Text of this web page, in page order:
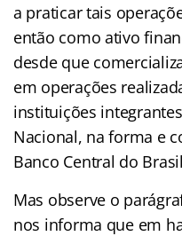
a praticar tais
então como ativo
desde que
em operações
instituições
Nacional, na forma e
Banco Central do
Mas observe o
nos informa que em